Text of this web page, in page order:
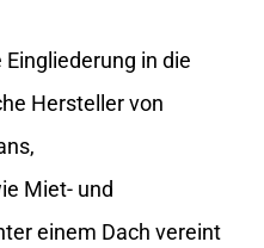
in die
Hersteller von
Miet- und
einem Dach vereint